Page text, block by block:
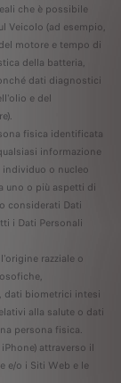
che è possibile
Veicolo (ad esempio,
motore e tempo di
della batteria,
dati diagnostici
e del
fisica identificata
informazione
o nucleo
uno o più aspetti di
considerati Dati
i Dati Personali
razziale o
dati biometrici intesi
alla salute o dati
persona fisica.
attraverso il
e/o i Siti Web e le